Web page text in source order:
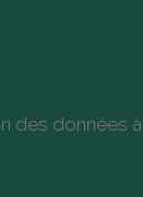
des données à